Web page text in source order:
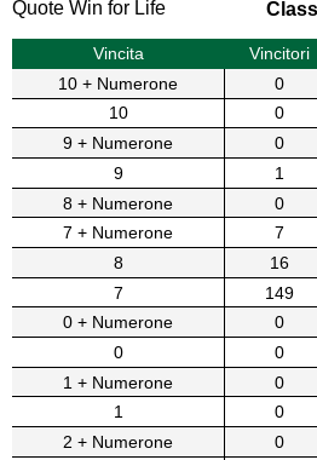
Quote Win for Life
Vincita Vincitori
10 + Numerone
0
10
0
9 + Numerone
0
9
1
8 + Numerone
0
7 + Numerone
7
8
16
7
149
0 + Numerone
0
0
0
1 + Numerone
0
1
0
2 + Numerone
0